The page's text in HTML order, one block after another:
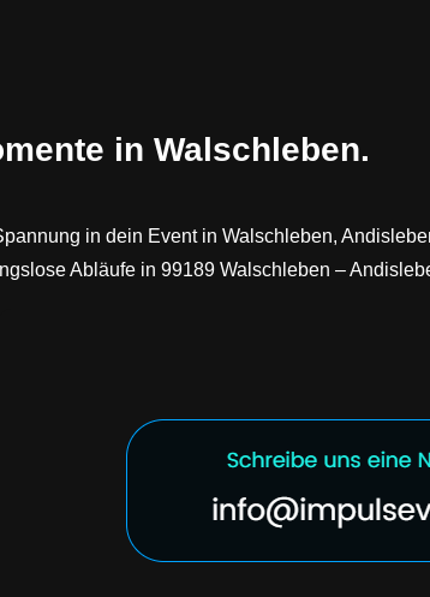
in Walschleben.
in dein Event in Walschleben,
Abläufe in 99189 Walschleben –